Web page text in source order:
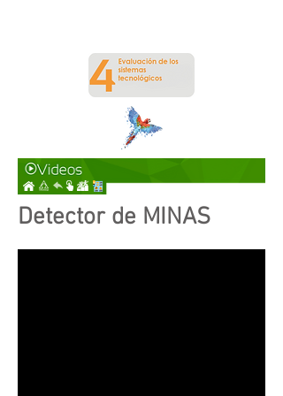
Detector de MINAS